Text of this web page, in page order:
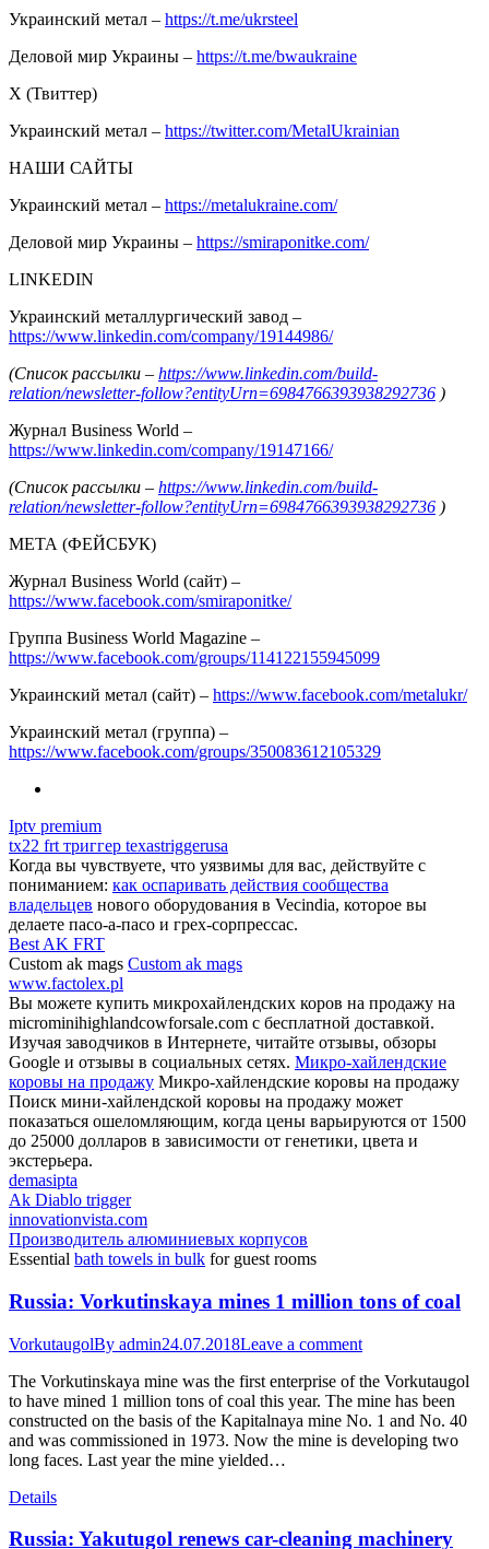
Украинский метал – https://t.me/ukrsteel
Деловой мир Украины – https://t.me/bwaukraine
Х (Твиттер)
Украинский метал – https://twitter.com/MetalUkrainian
НАШИ САЙТЫ
Украинский метал – https://metalukraine.com/
Деловой мир Украины – https://smiraponitke.com/
LINKEDIN
Украинский металлургический завод –
https://www.linkedin.com/company/19144986/
(Список рассылки – https://www.linkedin.com/build-
relation/newsletter-follow?entityUrn=6984766393938292736 )
Журнал Business World –
https://www.linkedin.com/company/19147166/
(Список рассылки – https://www.linkedin.com/build-
relation/newsletter-follow?entityUrn=6984766393938292736 )
МЕТА (ФЕЙСБУК)
Журнал Business World (сайт) –
https://www.facebook.com/smiraponitke/
Группа Business World Magazine –
https://www.facebook.com/groups/114122155945099
Украинский метал (сайт) – https://www.facebook.com/metalukr/
Украинский метал (группа) –
https://www.facebook.com/groups/350083612105329
Iptv premium
tx22 frt триггер texastriggerusa
Когда вы чувствуете, что уязвимы для вас, действуйте с
пониманием: как оспаривать действия сообщества
владельцев нового оборудования в Vecindia, которое вы
делаете пасо-а-пасо и грех-сорпрессас.
Best AK FRT
Custom ak mags Custom ak mags
www.factolex.pl
Вы можете купить микрохайлендских коров на продажу на
microminihighlandcowforsale.com с бесплатной доставкой.
Изучая заводчиков в Интернете, читайте отзывы, обзоры
Google и отзывы в социальных сетях. Микро-хайлендские
коровы на продажу Микро-хайлендские коровы на продажу
Поиск мини-хайлендской коровы на продажу может
показаться ошеломляющим, когда цены варьируются от 1500
до 25000 долларов в зависимости от генетики, цвета и
экстерьера.
demasipta
Ak Diablo trigger
innovationvista.com
Производитель алюминиевых корпусов
Essential bath towels in bulk for guest rooms
Russia: Vorkutinskaya mines 1 million tons of coal
VorkutaugolBy admin24.07.2018Leave a comment
The Vorkutinskaya mine was the first enterprise of the Vorkutaugol
to have mined 1 million tons of coal this year. The mine has been
constructed on the basis of the Kapitalnaya mine No. 1 and No. 40
and was commissioned in 1973. Now the mine is developing two
long faces. Last year the mine yielded…
Details
Russia: Yakutugol renews car-cleaning machinery